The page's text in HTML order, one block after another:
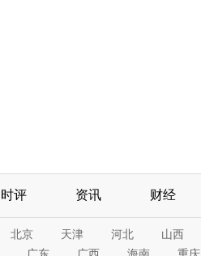
时评 资讯 财经
北京 天津 河北 山西